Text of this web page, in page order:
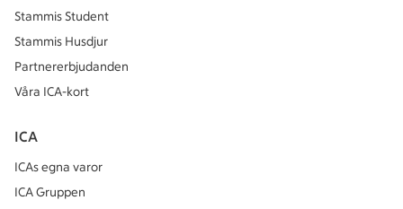
Stammis Student
Stammis Husdjur
Partnererbjudanden
Våra ICA-kort
ICA
ICAs egna varor
ICA Gruppen